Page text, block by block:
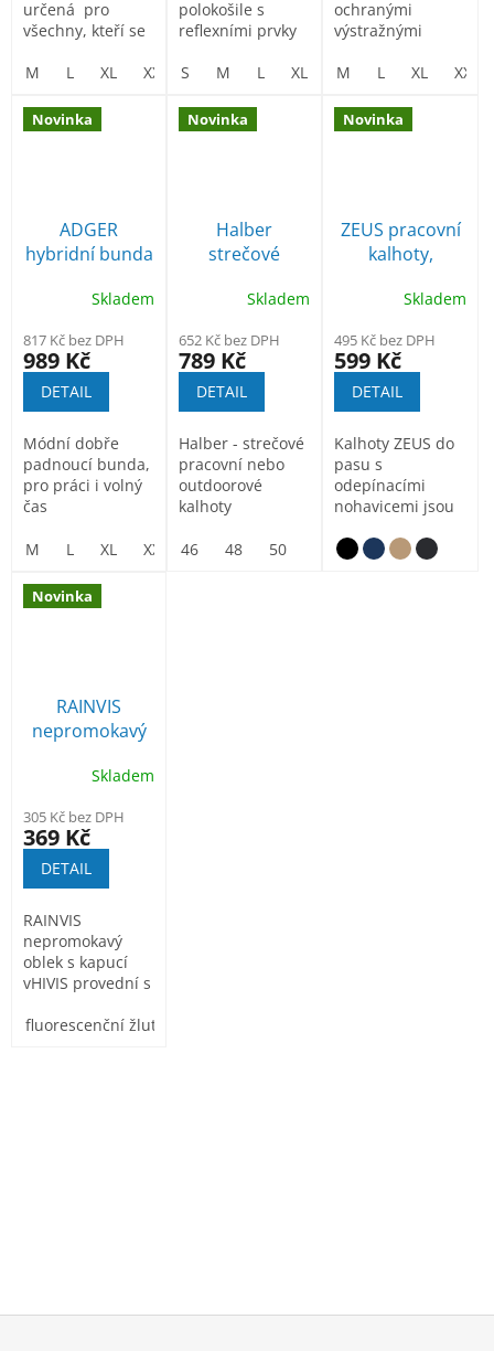
určená pro
všechny, kteří se
v přírodě...
M L XL XXL 3XL
polokošile s
reflexními prvky
S
M L XL XXL 3XL
ochranými
výstražnými
M
L XL XXL
Novinka
ADGER
hybridní bunda
Skladem
817 Kč bez DPH
989 Kč
DETAIL
Módní dobře
padnoucí bunda,
pro práci i volný
čas
M L XL XXL 3XL
Novinka
Halber
strečové
outdoorové
Skladem
652 Kč bez DPH
789 Kč
DETAIL
Halber - strečové
pracovní nebo
outdoorové
kalhoty
46 48 50 56 58
Novinka
ZEUS pracovní
kalhoty,
nohavice
Skladem
495 Kč bez DPH
599 Kč
DETAIL
Kalhoty ZEUS do
pasu s
odepínacími
nohavicemi jsou
tkaniny RIP-
Novinka
RAINVIS
nepromokavý
reflexními
Skladem
305 Kč bez DPH
369 Kč
DETAIL
RAINVIS
nepromokavý
oblek s kapucí
vHIVIS provední s
fluorescenční žlutá